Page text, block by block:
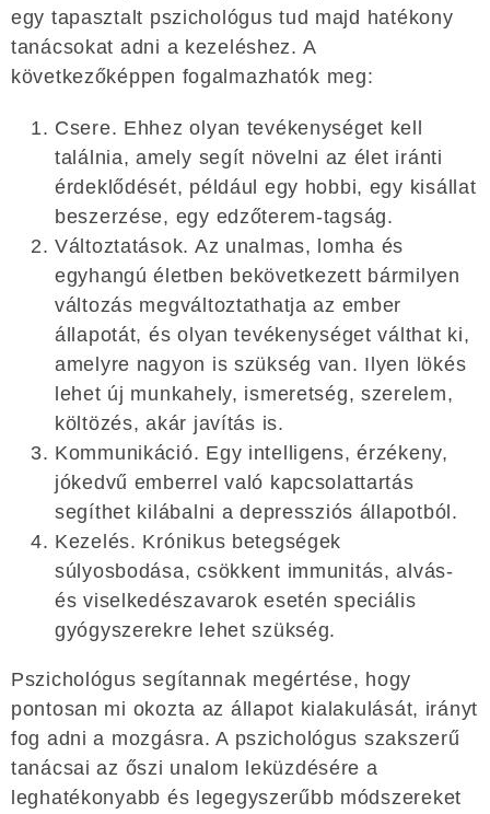
egy tapasztalt pszichológus tud majd hatékony
tanácsokat adni a kezeléshez. A
következőképpen fogalmazhatók meg:
Csere. Ehhez olyan tevékenységet kell
találnia, amely segít növelni az élet iránti
érdeklődését, például egy hobbi, egy kisállat
beszerzése, egy edzőterem-tagság.
Változtatások. Az unalmas, lomha és
egyhangú életben bekövetkezett bármilyen
változás megváltoztathatja az ember
állapotát, és olyan tevékenységet válthat ki,
amelyre nagyon is szükség van. Ilyen lökés
lehet új munkahely, ismeretség, szerelem,
költözés, akár javítás is.
Kommunikáció. Egy intelligens, érzékeny,
jókedvű emberrel való kapcsolattartás
segíthet kilábalni a depressziós állapotból.
Kezelés. Krónikus betegségek
súlyosbodása, csökkent immunitás, alvás-
és viselkedészavarok esetén speciális
gyógyszerekre lehet szükség.
Pszichológus segítannak megértése, hogy
pontosan mi okozta az állapot kialakulását, irányt
fog adni a mozgásra. A pszichológus szakszerű
tanácsai az őszi unalom leküzdésére a
leghatékonyabb és legegyszerűbb módszereket